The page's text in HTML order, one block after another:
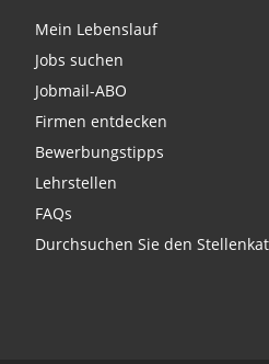
Mein Lebenslauf
Jobs suchen
Jobmail-ABO
Firmen entdecken
Bewerbungstipps
Lehrstellen
FAQs
Durchsuchen Sie den